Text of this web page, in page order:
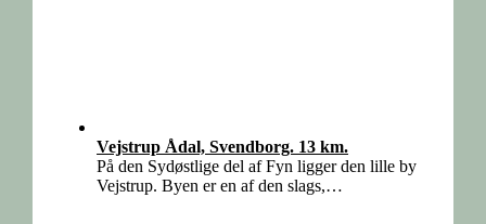
Vejstrup Ådal, Svendborg. 13 km.
På den Sydøstlige del af Fyn ligger den lille by
Vejstrup. Byen er en af den slags,…